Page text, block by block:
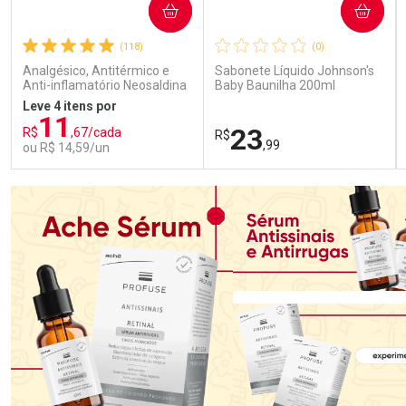
(118)
Analgésico, Antitérmico e
Anti-inflamatório Neosaldina
30mg + 300mg + 30mg 10
Drágeas
Leve 4 itens por
R$11 ,67/cada
ou R$ 14,59/un
COMPRAR
Laboratório
Ativar Desconto
Por Menos
(0)
Sabonete Líquido Johnson's
Baby Baunilha 200ml
R$23,99
COMPRAR
Laboratório
Ativar Desconto
Por Menos